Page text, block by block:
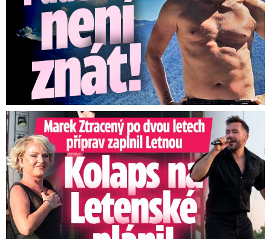
Marek Ztracený na Letné: Pártlová stopla koncert